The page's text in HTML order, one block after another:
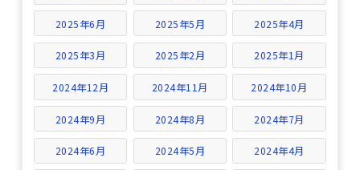
2025年6月 2025年5月 2025年4月
2025年3月 2025年2月 2025年1月
2024年12月 2024年11月 2024年10月
2024年9月 2024年8月 2024年7月
2024年6月 2024年5月 2024年4月